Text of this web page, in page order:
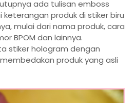
ada tulisan emboss
keterangan produk di stiker biru
mulai dari nama produk, cara
BPOM dan lainnya.
stiker hologram dengan
produk yang asli